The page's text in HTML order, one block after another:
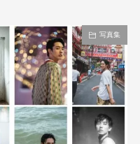
写真集